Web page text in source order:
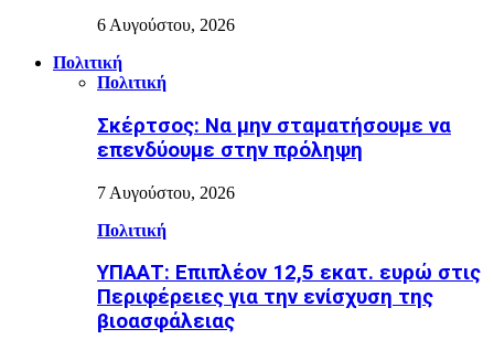
6 Αυγούστου, 2026
Πολιτική
Πολιτική
Σκέρτσος: Να μην σταματήσουμε να
επενδύουμε στην πρόληψη
7 Αυγούστου, 2026
Πολιτική
ΥΠΑΑΤ: Επιπλέον 12,5 εκατ. ευρώ στις
Περιφέρειες για την ενίσχυση της
βιοασφάλειας